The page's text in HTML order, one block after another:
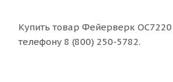
Купить товар Фейерверк
телефону 8 (800) 250-5782.